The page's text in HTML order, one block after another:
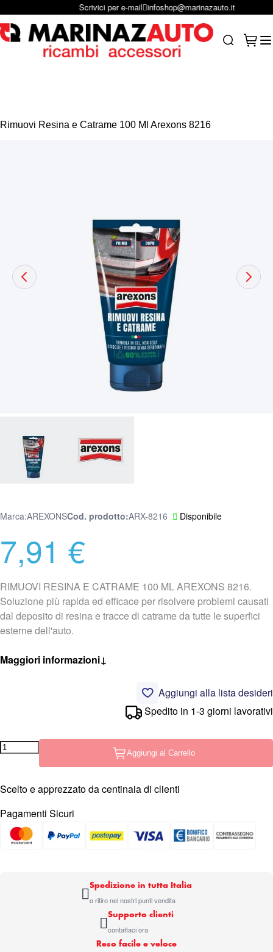
Salta al contenutoScrivici per e-mail infoshop@marinazauto.it
Rimuovi Resina e Catrame 100 Ml Arexons 8216
Disponibile
Marca:AREXONSCod. prodotto ARX-8216
7,91 €
RIMUOVI RESINA E CATRAME 100 ML AREXONS 8216.
Soluzione più rapida ed efficace per risolvere problemi causati
dal deposito di resina e tracce di catrame da tutte le superfici
esterne dell'auto.
Maggiori informazioni↓
Aggiungi alla lista desideri
Spedito in 1-3 giorni lavorativi
Aggiungi al Carrello
Scelto e apprezzato da centinaia di clienti
Pagamenti Sicuri
Spedizione in tutta Italia
o ritiro nei nostri punti vendita
Supporto clienti
contattaci ora
Reso facile e veloce